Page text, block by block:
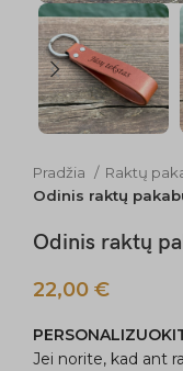
Pradžia Raktų
Odinis raktų
Odinis raktų
22,00 €
Jei norite, kad ant